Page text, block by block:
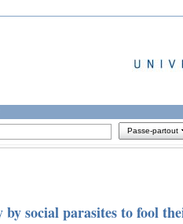
Passe-partout
social parasites to fool